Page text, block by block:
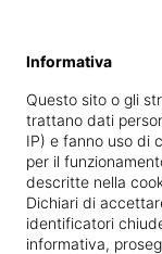
Informativa
Questo sito o gli
trattano dati
IP) e fanno uso di
per il
descritte nella
Dichiari di
identificatori
informativa,